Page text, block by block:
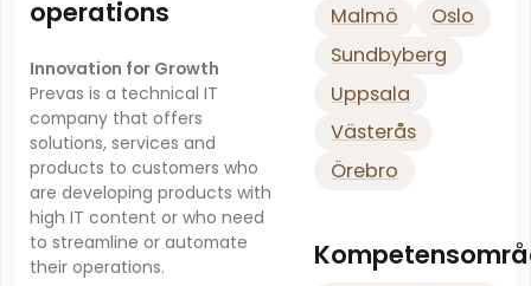
operations
Innovation for Growth
Prevas is a technical IT
company that offers
solutions, services and
products to customers who
are developing products with
high IT content or who need
to streamline or automate
their operations.
Malmö
Oslo
Sundbyberg
Uppsala
Västerås
Örebro